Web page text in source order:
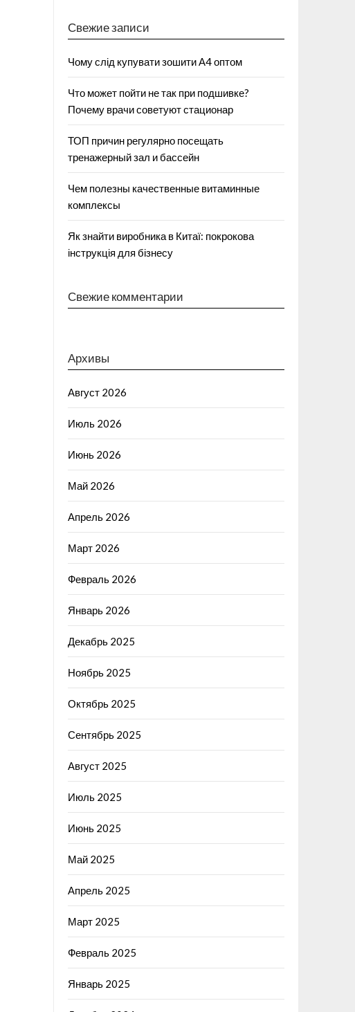
Свежие записи
Чому слід купувати зошити А4 оптом
Что может пойти не так при подшивке?
Почему врачи советуют стационар
ТОП причин регулярно посещать
тренажерный зал и бассейн
Чем полезны качественные витаминные
комплексы
Як знайти виробника в Китаї: покрокова
інструкція для бізнесу
Свежие комментарии
Архивы
Август 2026
Июль 2026
Июнь 2026
Май 2026
Апрель 2026
Март 2026
Февраль 2026
Январь 2026
Декабрь 2025
Ноябрь 2025
Октябрь 2025
Сентябрь 2025
Август 2025
Июль 2025
Июнь 2025
Май 2025
Апрель 2025
Март 2025
Февраль 2025
Январь 2025